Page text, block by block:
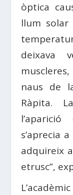
òptica
llum solar
deixava
naus de
Ràpita.
s’aprecia
adquireix
etrusc”,